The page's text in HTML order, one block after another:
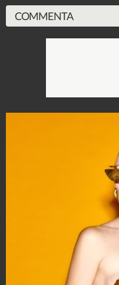
1.515.103.584-1.957
COMMENTA